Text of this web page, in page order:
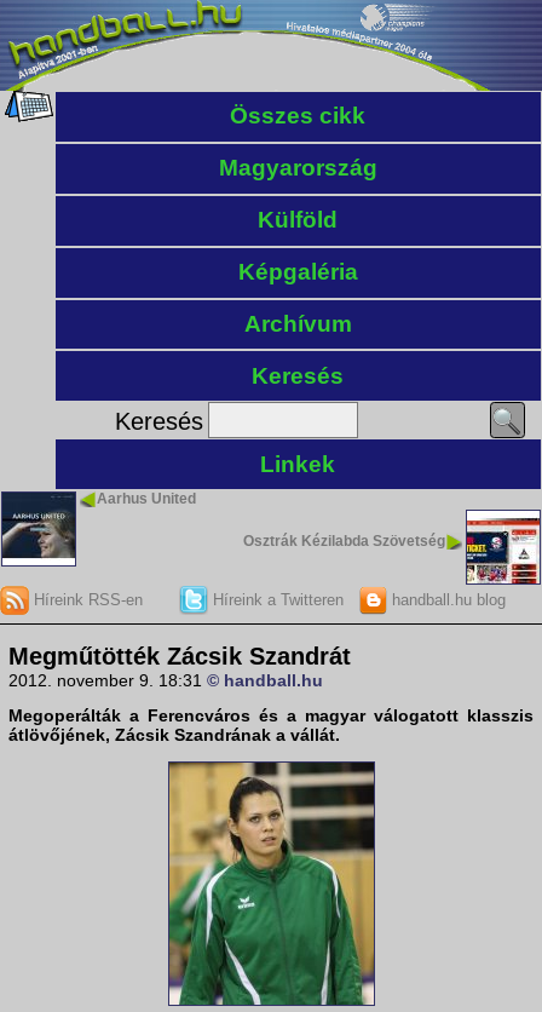
Összes cikk
Magyarország
Külföld
Képgaléria
Archívum
Keresés
Keresés
Linkek
Aarhus United
Osztrák Kézilabda Szövetség
Híreink RSS-en Híreink a Twitteren handball.hu blog
Megműtötték Zácsik Szandrát
2012. november 9. 18:31 © handball.hu
Megoperálták a Ferencváros és a magyar válogatott klasszis
átlövőjének, Zácsik Szandrának a vállát.